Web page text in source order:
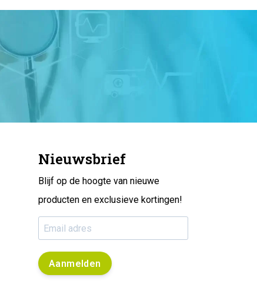
Nieuwsbrief
Blijf op de hoogte van nieuwe
producten en exclusieve kortingen!
Aanmelden